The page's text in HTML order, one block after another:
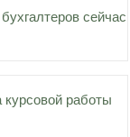
сейчас
курсовой работы